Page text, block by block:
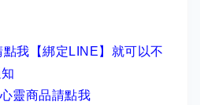
點我【綁定LINE】 就可以不
靈商品請點我